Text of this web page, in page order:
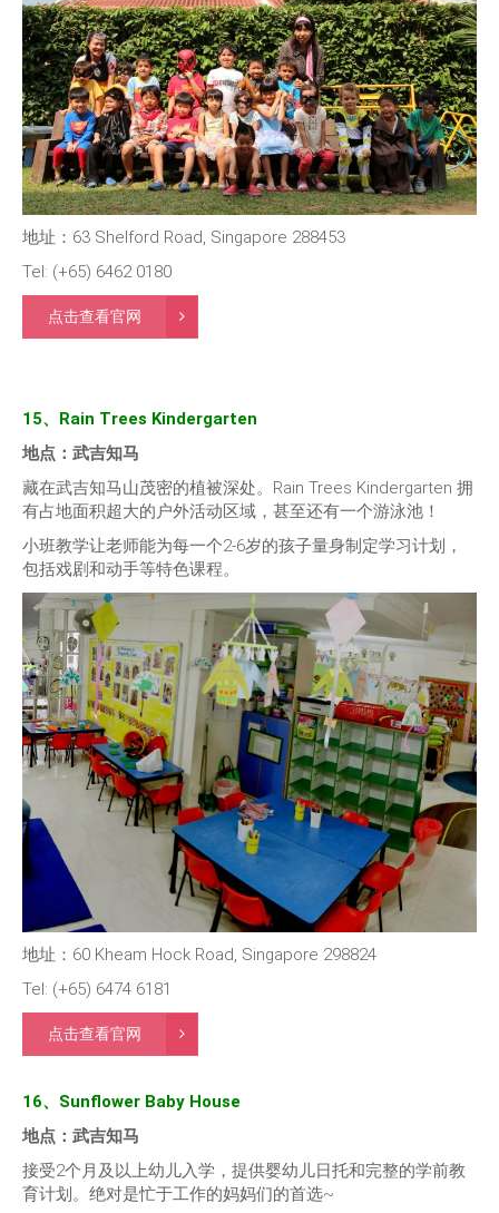
地址：63 Shelford Road, Singapore 288453
Tel: (+65) 6462 0180
点击查看官网
15、Rain Trees Kindergarten
地点：武吉知马
藏在武吉知马山茂密的植被深处。Rain Trees Kindergarten 拥
有占地面积超大的户外活动区域，甚至还有一个游泳池！
小班教学让老师能为每一个2-6岁的孩子量身制定学习计划，
包括戏剧和动手等特色课程。
地址：60 Kheam Hock Road, Singapore 298824
Tel: (+65) 6474 6181
点击查看官网
16、Sunflower Baby House
地点：武吉知马
接受2个月及以上幼儿入学，提供婴幼儿日托和完整的学前教
育计划。绝对是忙于工作的妈妈们的首选~